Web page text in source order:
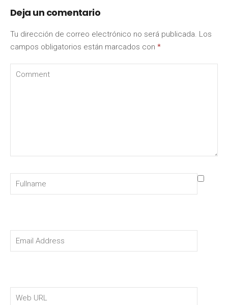
Deja un comentario
Tu dirección de correo electrónico no será publicada. Los
campos obligatorios están marcados con *